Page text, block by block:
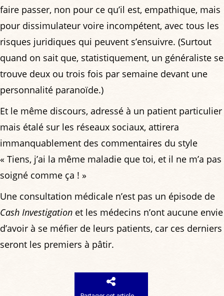
faire passer, non pour ce qu’il est, empathique, mais
pour dissimulateur voire incompétent, avec tous les
risques juridiques qui peuvent s’ensuivre. (Surtout
quand on sait que, statistiquement, un généraliste se
trouve deux ou trois fois par semaine devant une
personnalité paranoïde.)
Et le même discours, adressé à un patient particulier
mais étalé sur les réseaux sociaux, attirera
immanquablement des commentaires du style
« Tiens, j’ai la même maladie que toi, et il ne m’a pas
soigné comme ça ! »
Une consultation médicale n’est pas un épisode de
Cash Investigation et les médecins n’ont aucune envie
d’avoir à se méfier de leurs patients, car ces derniers
seront les premiers à pâtir.